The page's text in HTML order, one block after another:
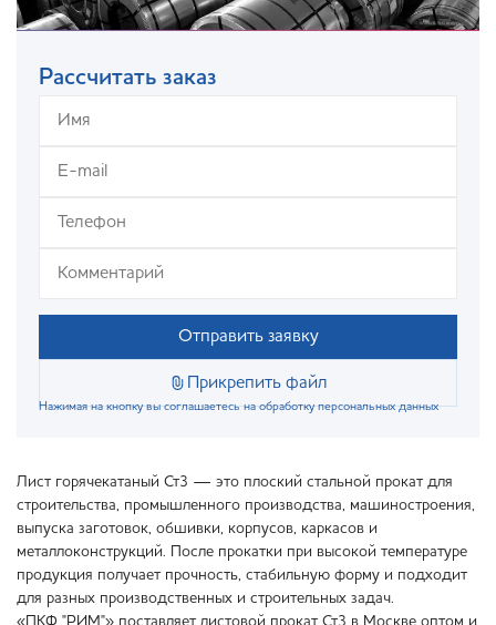
Рассчитать заказ
Отправить заявку
Прикрепить файл
Нажимая на кнопку вы соглашаетесь на обработку персональных данных
Лист горячекатаный Ст3 — это плоский стальной прокат для
строительства, промышленного производства, машиностроения,
выпуска заготовок, обшивки, корпусов, каркасов и
металлоконструкций. После прокатки при высокой температуре
продукция получает прочность, стабильную форму и подходит
для разных производственных и строительных задач.
«ПКФ "РИМ"» поставляет листовой прокат Ст3 в Москве оптом и